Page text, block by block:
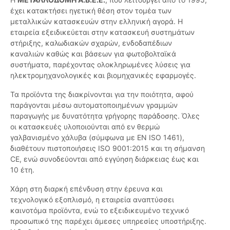
έχει κατακτήσει ηγετική θέση στον τομέα των
μεταλλικών κατασκευών στην ελληνική αγορά. Η
εταιρεία εξειδικεύεται στην κατασκευή συστημάτων
στήριξης, καλωδιακών σχαρών, ενδοδαπέδιων
καναλιών καθώς και βάσεων για φωτοβολταϊκά
συστήματα, παρέχοντας ολοκληρωμένες λύσεις για
ηλεκτρομηχανολογικές και βιομηχανικές εφαρμογές.
Τα προϊόντα της διακρίνονται για την ποιότητα, αφού
παράγονται μέσω αυτοματοποιημένων γραμμών
παραγωγής με δυνατότητα γρήγορης παράδοσης. Όλες
οι κατασκευές υλοποιούνται από εν θερμώ
γαλβανισμένο χάλυβα (σύμφωνα με EN ISO 1461),
διαθέτουν πιστοποιήσεις ISO 9001:2015 και τη σήμανση
CE, ενώ συνοδεύονται από εγγύηση διάρκειας έως και
10 έτη.
Χάρη στη διαρκή επένδυση στην έρευνα και
τεχνολογικό εξοπλισμό, η εταιρεία αναπτύσσει
καινοτόμα προϊόντα, ενώ το εξειδικευμένο τεχνικό
προσωπικό της παρέχει άμεσες υπηρεσίες υποστήριξης.